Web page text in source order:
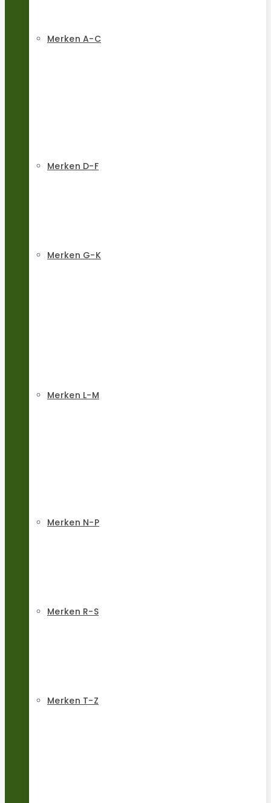
Merken A-C
Merken D-F
Merken G-K
Merken L-M
Merken N-P
Merken R-S
Merken T-Z